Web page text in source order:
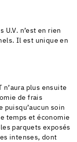
U.V. n’est en rien
Il est unique en
n’aura plus ensuite
de frais
puisqu’aucun soin
temps et économie
parquets exposés
intenses, dont